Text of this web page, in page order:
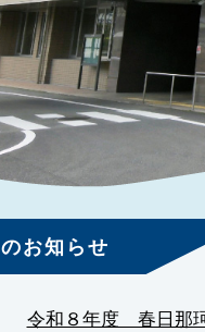
お知らせ
令和８年度 春日那